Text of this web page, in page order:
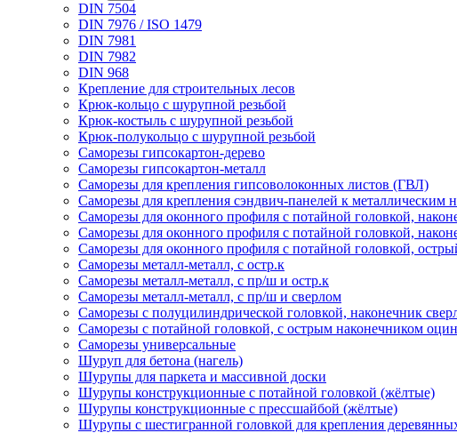
DIN 7504
DIN 7976 / ISO 1479
DIN 7981
DIN 7982
DIN 968
Крепление для строительных лесов
Крюк-кольцо с шурупной резьбой
Крюк-костыль с шурупной резьбой
Крюк-полукольцо с шурупной резьбой
Саморезы гипсокартон-дерево
Саморезы гипсокартон-металл
Саморезы для крепления гипсоволоконных листов (ГВЛ)
Саморезы для крепления сэндвич-панелей к металлическим
Саморезы для оконного профиля с потайной головкой,
Саморезы для оконного профиля с потайной головкой,
Саморезы для оконного профиля с потайной головкой,
Саморезы металл-металл, с остр.к
Саморезы металл-металл, с пр/ш и остр.к
Саморезы металл-металл, с пр/ш и сверлом
Саморезы с полуцилиндрической головкой, наконечник
Саморезы с потайной головкой, с острым наконечником
Саморезы универсальные
Шуруп для бетона (нагель)
Шурупы для паркета и массивной доски
Шурупы конструкционные с потайной головкой (жёлтые)
Шурупы конструкционные с прессшайбой (жёлтые)
Шурупы с шестигранной головкой для крепления